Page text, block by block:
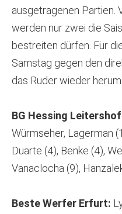
ausgetragenen Partien.
werden nur zwei die
bestreiten dürfen. Für
Samstag gegen den
das Ruder wieder
BG Hessing
Würmseher, Lagerman
Duarte (4), Benke (4),
Vanaclocha (9),
Beste Werfer Erfurt: